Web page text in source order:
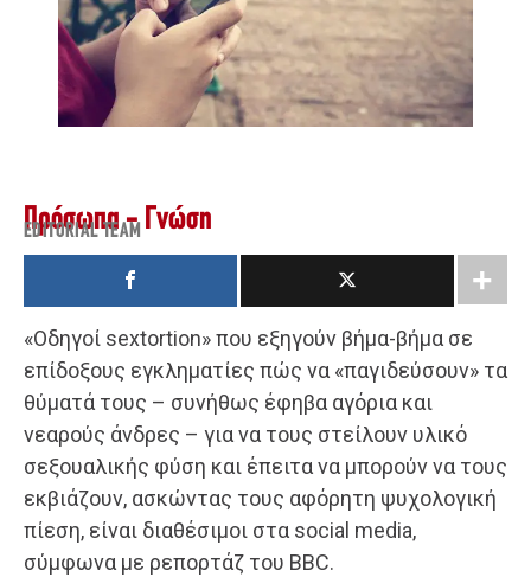
Πρόσωπα - Γνώση
EDITORIAL TEAM
«Οδηγοί sextortion» που εξηγούν βήμα-βήμα σε
επίδοξους εγκληματίες πώς να «παγιδεύσουν» τα
θύματά τους – συνήθως έφηβα αγόρια και
νεαρούς άνδρες – για να τους στείλουν υλικό
σεξουαλικής φύση και έπειτα να μπορούν να τους
εκβιάζουν, ασκώντας τους αφόρητη ψυχολογική
πίεση, είναι διαθέσιμοι στα social media,
σύμφωνα με ρεπορτάζ του BBC.